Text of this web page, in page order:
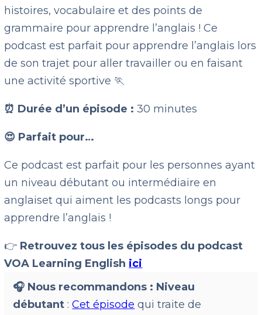
histoires, vocabulaire et des points de
grammaire pour apprendre l’anglais ! Ce
podcast est parfait pour apprendre l’anglais lors
de son trajet pour aller travailler ou en faisant
une activité sportive 🏃
⏰ Durée d’un épisode :30 minutes
😍 Parfait pour…
Ce podcast est parfait pour les personnes ayant
un niveau débutant ou intermédiaire en
anglaiset qui aiment les podcasts longs pour
apprendre l’anglais !
👉 Retrouvez tous les épisodes du podcast
VOA Learning English ici
🎧 Nous recommandons : Niveau
débutant : Cet épisode qui traite de